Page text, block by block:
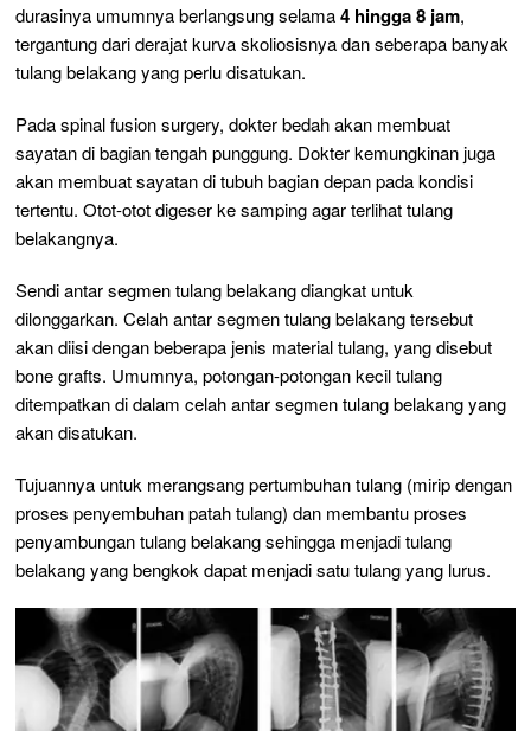
durasinya umumnya berlangsung selama4 hingga 8 jam,
tergantung dari derajat kurva skoliosisnya dan seberapa banyak
tulang belakang yang perlu disatukan.
Padaspinal fusion surgery, dokter bedah akan membuat
sayatan di bagian tengah punggung. Dokter kemungkinan juga
akan membuat sayatan di tubuh bagian depan pada kondisi
tertentu. Otot-otot digeser ke samping agar terlihat tulang
belakangnya.
Sendi antar segmen tulang belakang diangkat untuk
dilonggarkan. Celah antar segmen tulang belakang tersebut
akan diisi dengan beberapa jenis material tulang, yang disebut
bone grafts. Umumnya, potongan-potongan kecil tulang
ditempatkan di dalam celah antar segmen tulang belakang yang
akan disatukan.
Tujuannya untuk merangsang pertumbuhan tulang (mirip dengan
proses penyembuhan patah tulang) dan membantu proses
penyambungan tulang belakang sehingga menjadi tulang
belakang yang bengkok dapat menjadi satu tulang yang lurus.